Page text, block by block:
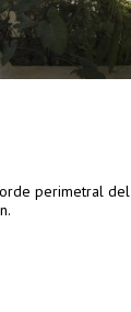
perimetral del